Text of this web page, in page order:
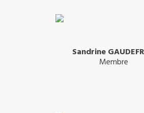
Sandrine
Membre